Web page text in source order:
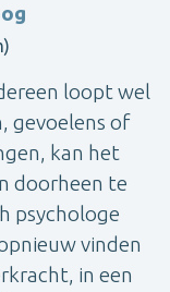
loopt wel
gevoelens of
kan het
doorheen te
psychologe
vinden
in een